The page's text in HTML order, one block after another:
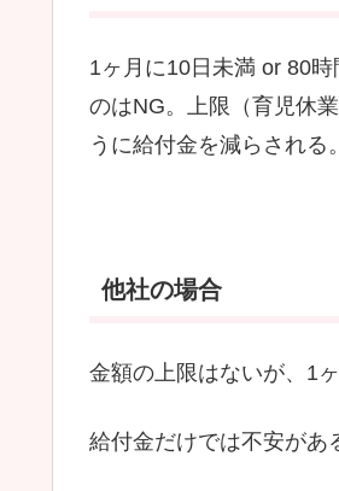
1ヶ月に10日未満 or 80
のはNG。上限（育児休
うに給付金を減らされる。
他社の場合
金額の上限はないが、1
給付金だけでは不安があ